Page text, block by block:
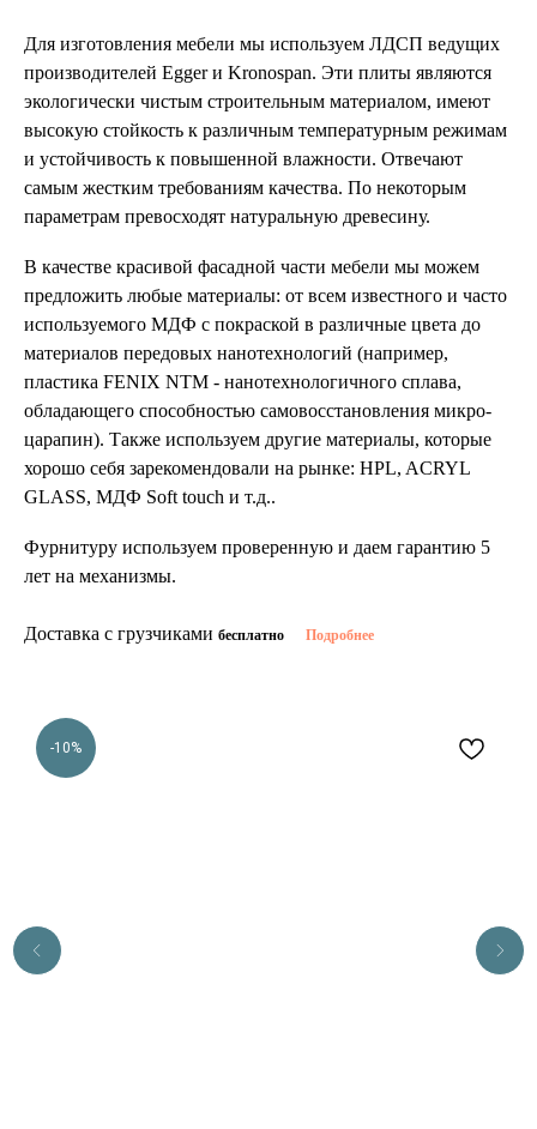
Для изготовления мебели мы используем ЛДСП ведущих
производителей Egger и Kronospan. Эти плиты являются
экологически чистым строительным материалом, имеют
высокую стойкость к различным температурным режимам
и устойчивость к повышенной влажности. Отвечают
самым жестким требованиям качества. По некоторым
параметрам превосходят натуральную древесину.
В качестве красивой фасадной части мебели мы можем
предложить любые материалы: от всем известного и часто
используемого МДФ с покраской в различные цвета до
материалов передовых нанотехнологий (например,
пластика FENIX NTM - нанотехнологичного сплава,
обладающего способностью самовосстановления микро-
царапин). Также используем другие материалы, которые
хорошо себя зарекомендовали на рынке: HPL, ACRYL
GLASS, МДФ Soft touch и т.д..
Фурнитуру используем проверенную и даем гарантию 5
лет на механизмы.
Доставка с грузчиками бесплатно Подробнее
-10%